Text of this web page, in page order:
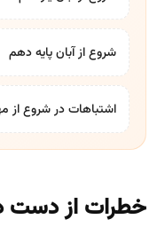
شروع از آبان پایه دهم
اشتباهات در شروع از
خطرات از دست